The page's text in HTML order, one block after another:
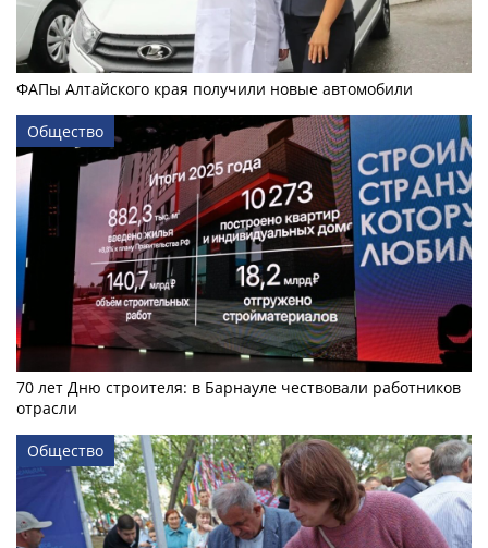
ФАПы Алтайского края получили новые автомобили
Общество
70 лет Дню строителя: в Барнауле чествовали работников
отрасли
Общество